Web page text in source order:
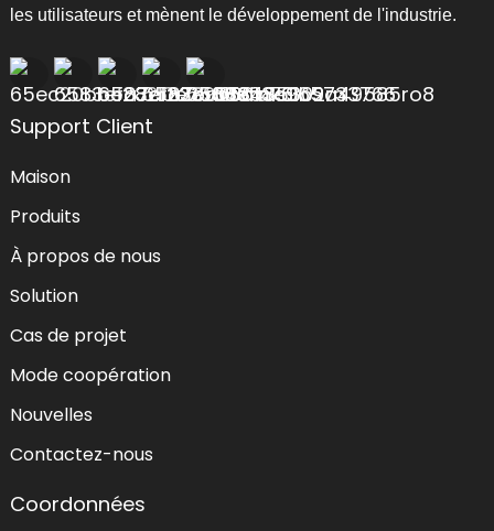
les utilisateurs et mènent le développement de l'industrie.
Support Client
Maison
Produits
À propos de nous
Solution
Cas de projet
Mode coopération
Nouvelles
Contactez-nous
Coordonnées